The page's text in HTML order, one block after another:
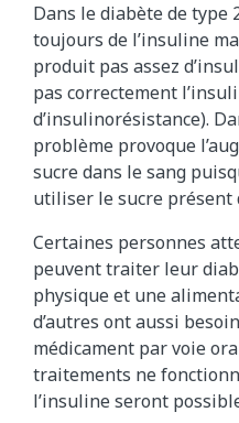
Dans le diabète de type
toujours de l’insuline
produit pas assez
pas correctement
d’insulinorésistance).
problème provoque
sucre dans le sang
utiliser le sucre présent
Certaines personnes
peuvent traiter leur
physique et une
d’autres ont aussi
médicament par voie
traitements ne
l’insuline seront